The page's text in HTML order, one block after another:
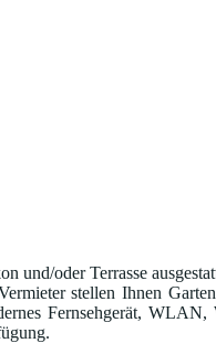
oder Terrasse
stellen Ihnen
Fernsehgerät, WLAN,